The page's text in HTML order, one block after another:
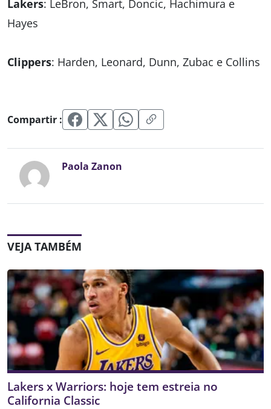
Lakers: LeBron, Smart, Doncic, Hachimura e
Hayes
Clippers: Harden, Leonard, Dunn, Zubac e Collins
Compartir :
Paola Zanon
VEJA TAMBÉM
Lakers x Warriors: hoje tem estreia no
California Classic